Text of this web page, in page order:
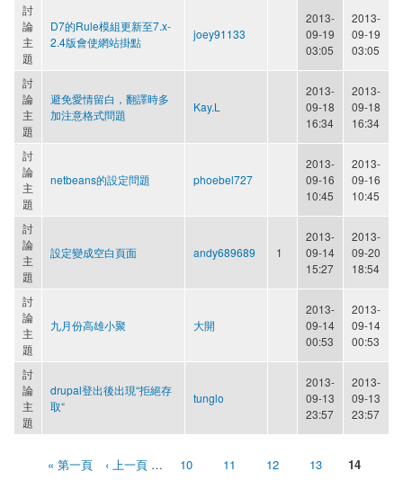
討
論
主
題
D7的Rule模組更新至7.x-
2.4版會使網站掛點
joey91133
2013-
09-19
03:05
2013-
09-19
03:05
討
論
主
題
避免愛情留白，翻譯時多
加注意格式問題
Kay.L
2013-
09-18
16:34
2013-
09-18
16:34
討
論
主
題
netbeans的設定問題 phoebel727
2013-
09-16
10:45
2013-
09-16
10:45
討
論
主
題
設定變成空白頁面 andy689689 1
2013-
09-14
15:27
2013-
09-20
18:54
討
論
主
題
九月份高雄小聚 大開
2013-
09-14
00:53
2013-
09-14
00:53
討
論
主
題
drupal登出後出現“拒絕存
取“
tunglo
2013-
09-13
23:57
2013-
09-13
23:57
« 第一頁 ‹ 上一頁 … 10 11 12 13 14